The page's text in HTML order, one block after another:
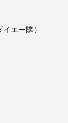
エー隣）